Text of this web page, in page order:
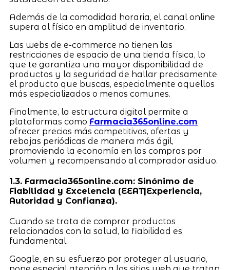
Además de la comodidad horaria, el canal online
supera al físico en amplitud de inventario.
Las webs de e-commerce no tienen las
restricciones de espacio de una tienda física, lo
que te garantiza una mayor disponibilidad de
productos y la seguridad de hallar precisamente
el producto que buscas, especialmente aquellos
más especializados o menos comunes.
Finalmente, la estructura digital permite a
plataformas como Farmacia365online.com
ofrecer precios más competitivos, ofertas y
rebajas periódicas de manera más ágil,
promoviendo la economía en las compras por
volumen y recompensando al comprador asiduo.
1.3. Farmacia365online.com: Sinónimo de
Fiabilidad y Excelencia (EEAT|Experiencia,
Autoridad y Confianza).
Cuando se trata de comprar productos
relacionados con la salud, la fiabilidad es
fundamental.
Google, en su esfuerzo por proteger al usuario,